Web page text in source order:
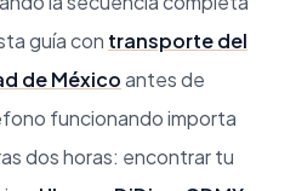
guía con transporte del
de Méxicoantes de
funcionando importa
dos horas: encontrar tu